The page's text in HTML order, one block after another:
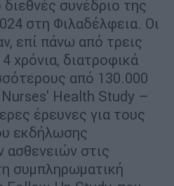
συνέδριο της
στη Φιλαδέλφεια. Οι
επί πάνω από τρεις
χρόνια, διατροφικά
από 130.000
Health Study –
έρευνες για τους
εκδήλωσης
ασθενειών στις
συμπληρωματική